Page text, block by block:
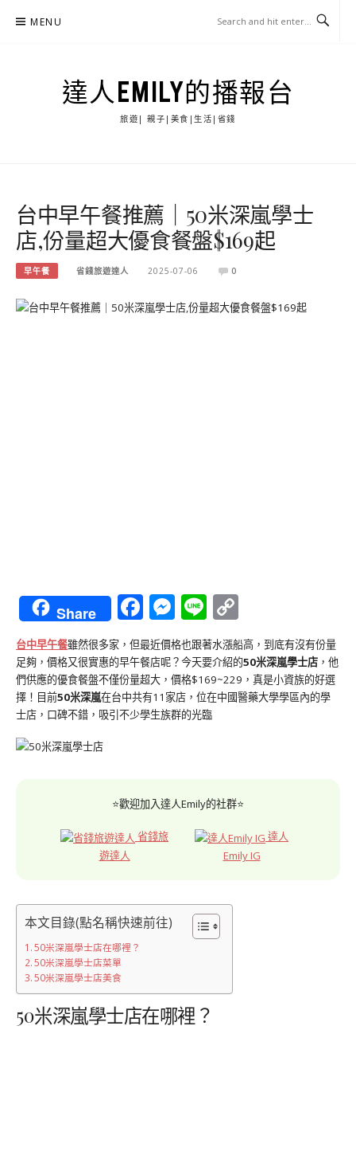
MENU
達人EMILY的播報台
旅遊| 親子|美食|生活|省錢
台中早午餐推薦｜50米深嵐學士
店,份量超大優食餐盤$169起
早午餐 省錢旅遊達人 2025-07-06 0
Share Facebook
Messenger
Line
Link
台中早午餐雖然很多家，但最近價格也跟著水漲船高，到底有沒有份量
足夠，價格又很實惠的早午餐店呢？今天要介紹的50米深嵐學士店 ，他
們供應的優食餐盤不僅份量超大，價格$169~229，真是小資族的好選
擇！目前50米深嵐在台中共有11家店，位在中國醫藥大學學區內的學
士店，口碑不錯，吸引不少學生族群的光臨
⭐歡迎加入達人Emily的社群⭐
省錢旅
遊達人
達人
Emily IG
本文目錄(點名稱快速前往)
50米深嵐學士店在哪裡？
50米深嵐學士店菜單
50米深嵐學士店美食
50米深嵐學士店在哪裡？